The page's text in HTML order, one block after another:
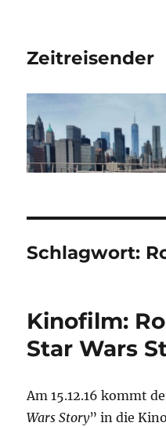
Zeitreisender
Schlagwort:
Kinofilm:
Star Wars
Am 15.12.16 kommt
Wars Story” in die